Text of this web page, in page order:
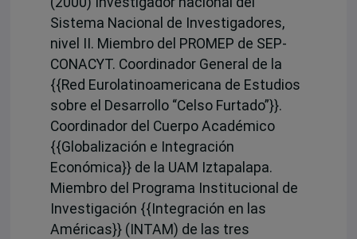
Sistema Nacional de Investigadores,
nivel II. Miembro del PROMEP de SEP-
CONACYT. Coordinador General de la
{{Red Eurolatinoamericana de Estudios
sobre el Desarrollo “Celso Furtado”}}.
Coordinador del Cuerpo Académico
{{Globalización e Integración
Económica}} de la UAM Iztapalapa.
Miembro del Programa Institucional de
Investigación {{Integración en las
Américas}} (INTAM) de las tres